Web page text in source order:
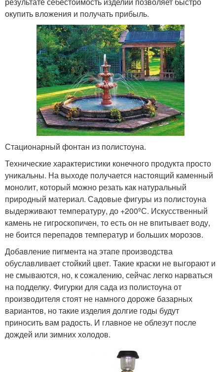
окупить вложения и получать прибыль.
Стационарный фонтан из полистоуна.
Технические характеристики конечного продукта просто
уникальны. На выходе получается настоящий каменный
монолит, который можно резать как натуральный
природный материал. Садовые фигуры из полистоуна
выдерживают температуру, до +200ºС. Искусственный
камень не гигроскопичен, то есть он не впитывает воду,
не боится перепадов температур и больших морозов.
Добавление пигмента на этапе производства
обуславливает стойкий цвет. Такие краски не выгорают и
не смываются, но, к сожалению, сейчас легко нарваться
на подделку. Фигурки для сада из полистоуна от
производителя стоят не намного дороже базарных
вариантов, но такие изделия долгие годы будут
приносить вам радость. И главное не облезут после
дождей или зимних холодов.